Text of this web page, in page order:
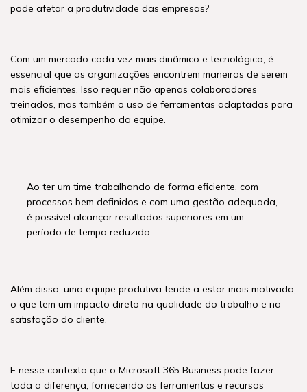
pode afetar a produtividade das empresas?
Com um mercado cada vez mais dinâmico e tecnológico, é
essencial que as organizações encontrem maneiras de serem
mais eficientes. Isso requer não apenas colaboradores
treinados, mas também o uso de ferramentas adaptadas para
otimizar o desempenho da equipe.
Ao ter um time trabalhando de forma eficiente, com
processos bem definidos e com uma gestão adequada,
é possível alcançar resultados superiores em um
período de tempo reduzido.
Além disso, uma equipe produtiva tende a estar mais motivada,
o que tem um impacto direto na qualidade do trabalho e na
satisfação do cliente.
E nesse contexto que o Microsoft 365 Business pode fazer
toda a diferença, fornecendo as ferramentas e recursos